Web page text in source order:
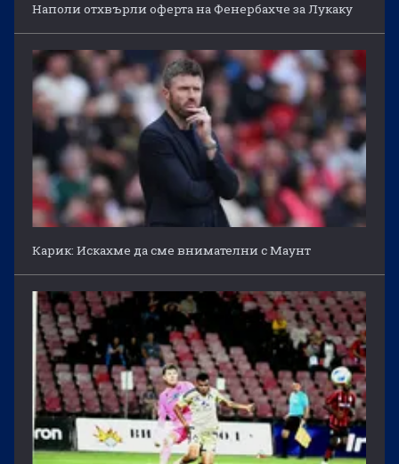
Наполи отхвърли оферта на Фенербахче за Лукаку
Карик: Искахме да сме внимателни с Маунт